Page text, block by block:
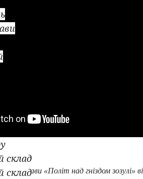
склад
склад«Політ над гніздом зозулі»